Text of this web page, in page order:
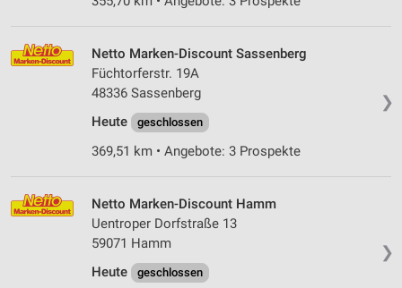
❯
Netto Marken-Discount Sassenberg
Füchtorferstr. 19A
48336 Sassenberg
Heute
geschlossen
369,51 km • Angebote: 3 Prospekte
❯
Netto Marken-Discount Hamm
Uentroper Dorfstraße 13
59071 Hamm
Heute
geschlossen
auf einem Endgerät
Verwendung reduzierter Daten zur Auswahl von
Werbeanzeigen
Erstellung von Profilen für personalisierte
Verwendung von Profilen zur Auswahl
Erstellung von Profilen zur Personalisierung
von Inhalten
personalisierter Inhalte